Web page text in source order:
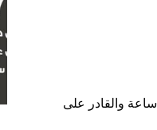
نضمن لكم فني ثلاجات الجابرية الكويت الرخيص والاحترافي والموجود على رأس عمله على مدار ال 24 ساعة والقادر على